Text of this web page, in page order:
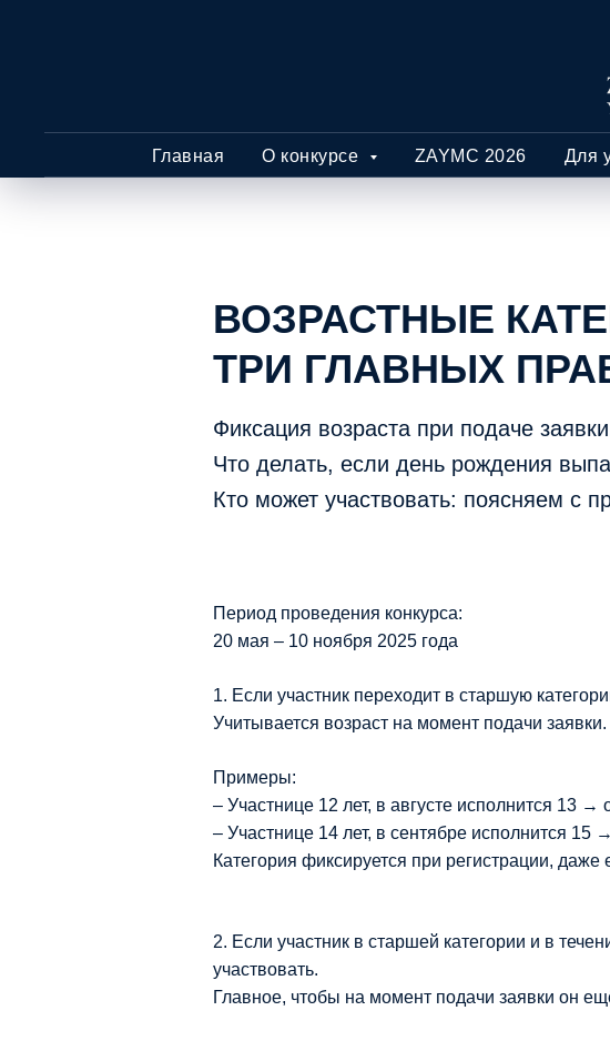
Главная О конкурсе ZAYMC 2026 Для
ВОЗРАСТНЫЕ
ТРИ ГЛАВНЫХ
Фиксация возраста при подаче
Что делать, если день рождения
Кто может участвовать: поясняем с
Период проведения конкурса:
20 мая – 10 ноября 2025 года
1. Если участник переходит в старшую
Учитывается возраст на момент подачи заявки.
Примеры:
– Участнице 12 лет, в августе исполнится 13
– Участнице 14 лет, в сентябре исполнится 15
Категория фиксируется при регистрации, даже
2. Если участник в старшей категории и в
участвовать.
Главное, чтобы на момент подачи заявки он